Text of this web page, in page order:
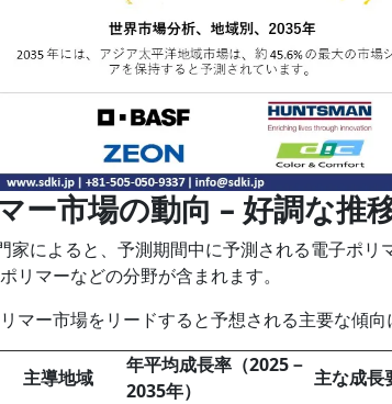
ー市場の動向 – 好調な推
家によると、予測期間中に予測される電子ポ
リマーなどの分野が含まれます。
マー市場をリードすると予想される主要な傾
主導地域
年平均成長率（2025－
2035年）
主な成長